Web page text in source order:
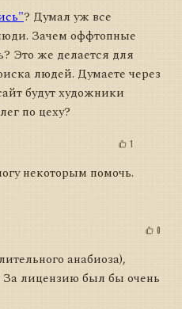
? Думал уж все
Зачем оффтопные
Это же делается для
людей. Думаете через
будут художники
по цеху?
1
некоторым помочь.
0
анабиоза),
лицензию был бы очень